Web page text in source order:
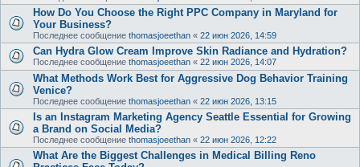
How Do You Choose the Right PPC Company in Maryland for
Your Business?
Последнее сообщение thomasjoeethan « 22 июн 2026, 14:59
Can Hydra Glow Cream Improve Skin Radiance and Hydration?
Последнее сообщение thomasjoeethan « 22 июн 2026, 14:07
What Methods Work Best for Aggressive Dog Behavior Training
Venice?
Последнее сообщение thomasjoeethan « 22 июн 2026, 13:15
Is an Instagram Marketing Agency Seattle Essential for Growing
a Brand on Social Media?
Последнее сообщение thomasjoeethan « 22 июн 2026, 12:22
What Are the Biggest Challenges in Medical Billing Reno